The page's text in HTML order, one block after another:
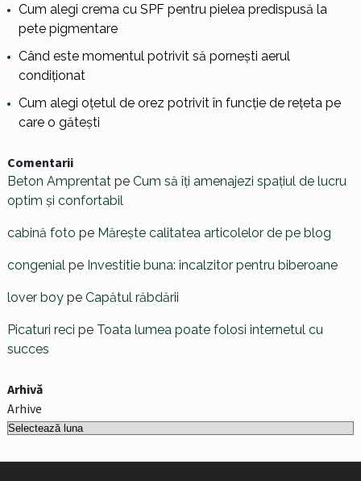
Cum alegi crema cu SPF pentru pielea predispusă la
pete pigmentare
Când este momentul potrivit să pornești aerul
condiționat
Cum alegi oțetul de orez potrivit în funcție de rețeta pe
care o gătești
Comentarii
Beton Amprentatpe Cum să îți amenajezi spațiul de lucru
optim și confortabil
cabină foto pe Mărește calitatea articolelor de pe blog
congenial pe Investitie buna: incalzitor pentru biberoane
lover boype Capătul răbdării
Picaturi reci pe Toata lumea poate folosi internetul cu
succes
Arhivă
Arhive